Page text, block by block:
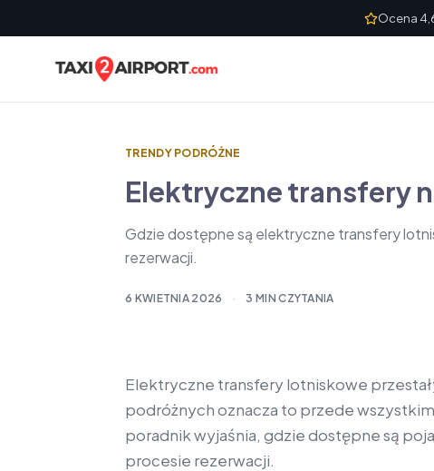
Ocena
TRENDY PODRÓŻNE
Elektryczne transfery
Gdzie dostępne są elektryczne transfery
rezerwacji.
6 KWIETNIA 2026 · 3 MIN CZYTANIA
Elektryczne transfery lotniskowe
podróżnych oznacza to przede
poradnik wyjaśnia, gdzie dostępne są
procesie rezerwacji.